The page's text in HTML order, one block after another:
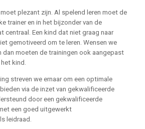
plezant zijn. Al spelend leren moet de
trainer en in het bijzonder van de
centraal. Een kind dat niet graag naar
gemotiveerd om te leren. Wensen we
dan moeten de trainingen ook aangepast
kind.
streven we ernaar om een optimale
via de inzet van gekwalificeerde
door een gekwalificeerde
een goed uitgewerkt
leidraad.